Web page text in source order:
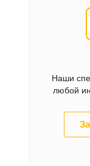
Наши
любой